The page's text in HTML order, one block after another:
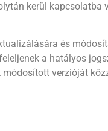
❅
❆
kerül kapcsolatba
és
a hatályos
verzióját